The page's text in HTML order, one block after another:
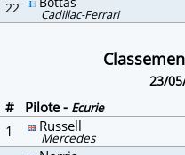
22 Cadillac-Ferrari
23/
# Pilote - Ecurie
1
Russell
Mercedes